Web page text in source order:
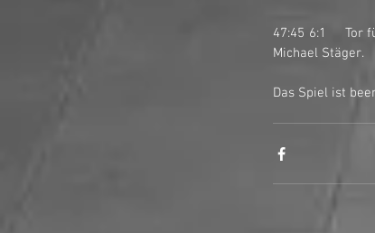
47:45	6:1	Tor für IHC March-Höfe Stars I durch Sebastian Schwarzgruber auf Pass von Marcel Strickler und
Michael Stäger.
Das Spiel ist